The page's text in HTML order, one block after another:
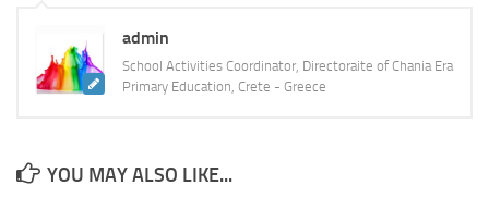
ΚΠΕ Ιεράπετρας
Μουσείο Φυσικής Ιστορίας Κρήτης
admin
School Activities Coordinator, Directoraite of Chania Era
Primary Education, Crete - Greece
YOU MAY ALSO LIKE...